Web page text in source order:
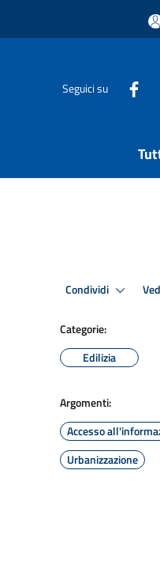
Seguici su
Condividi
Categorie:
Edilizia
Argomenti:
Accesso
Urbanizzazione